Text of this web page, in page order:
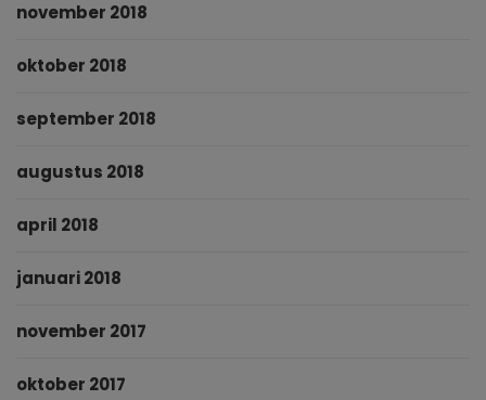
november 2018
oktober 2018
september 2018
augustus 2018
april 2018
januari 2018
november 2017
oktober 2017